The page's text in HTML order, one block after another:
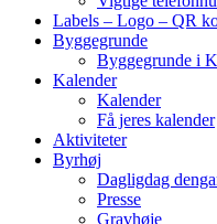
Labels – Logo – QR
Byggegrunde
Byggegrunde i
Kalender
Kalender
Få jeres kalender
Aktiviteter
Byrhøj
Dagligdag
Presse
Gravhøje